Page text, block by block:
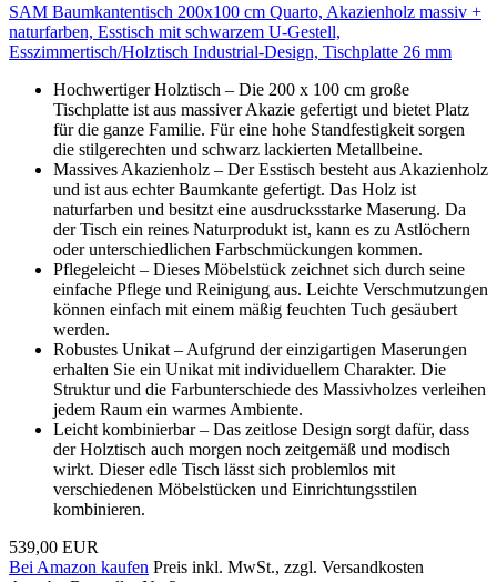
SAM Baumkantentisch 200x100 cm Quarto, Akazienholz massiv +
naturfarben, Esstisch mit schwarzem U-Gestell,
Esszimmertisch/Holztisch Industrial-Design, Tischplatte 26 mm
Hochwertiger Holztisch – Die 200 x 100 cm große
Tischplatte ist aus massiver Akazie gefertigt und bietet Platz
für die ganze Familie. Für eine hohe Standfestigkeit sorgen
die stilgerechten und schwarz lackierten Metallbeine.
Massives Akazienholz – Der Esstisch besteht aus Akazienholz
und ist aus echter Baumkante gefertigt. Das Holz ist
naturfarben und besitzt eine ausdrucksstarke Maserung. Da
der Tisch ein reines Naturprodukt ist, kann es zu Astlöchern
oder unterschiedlichen Farbschmückungen kommen.
Pflegeleicht – Dieses Möbelstück zeichnet sich durch seine
einfache Pflege und Reinigung aus. Leichte Verschmutzungen
können einfach mit einem mäßig feuchten Tuch gesäubert
werden.
Robustes Unikat – Aufgrund der einzigartigen Maserungen
erhalten Sie ein Unikat mit individuellem Charakter. Die
Struktur und die Farbunterschiede des Massivholzes verleihen
jedem Raum ein warmes Ambiente.
Leicht kombinierbar – Das zeitlose Design sorgt dafür, dass
der Holztisch auch morgen noch zeitgemäß und modisch
wirkt. Dieser edle Tisch lässt sich problemlos mit
verschiedenen Möbelstücken und Einrichtungsstilen
kombinieren.
539,00 EUR
Bei Amazon kaufen Preis inkl. MwSt., zzgl. Versandkosten